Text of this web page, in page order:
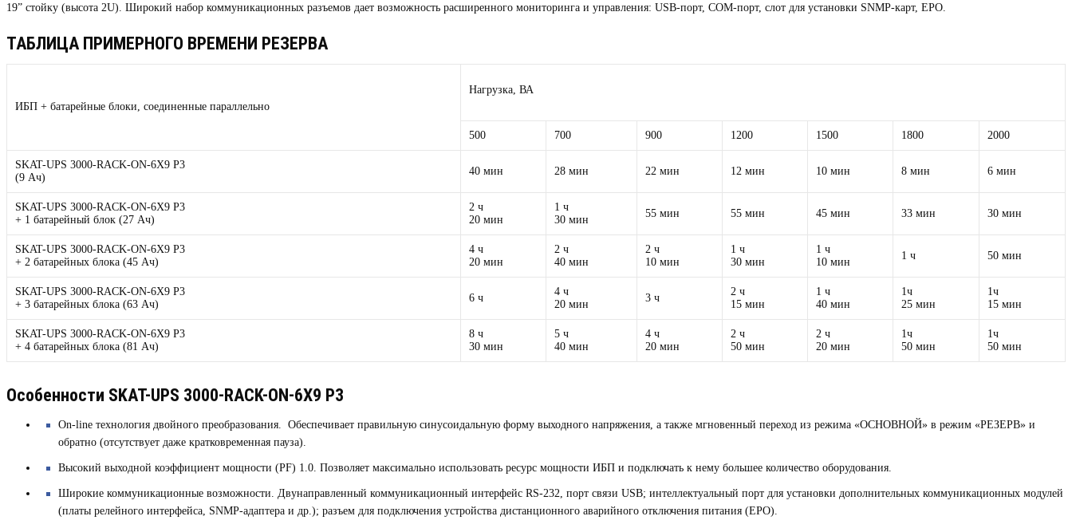
19” стойку (высота 2U). Широкий набор коммуникационных разъемов дает возможность расширенного мониторинга и управления: USB-порт, COM-порт, слот для установки SNMP-карт, EPO.
ТАБЛИЦА ПРИМЕРНОГО ВРЕМЕНИ РЕЗЕРВА
ИБП + батарейные блоки, соединенные параллельно
Нагрузка, ВА
500 700 900 1200 1500 1800 2000
SKAT-UPS 3000-RACK-ON-6X9 P3
(9 Ач)
40 мин 28 мин 22 мин 12 мин 10 мин 8 мин 6 мин
SKAT-UPS 3000-RACK-ON-6X9 P3
+ 1 батарейный блок (27 Ач)
2 ч
20 мин
1 ч
30 мин
55 мин 55 мин 45 мин 33 мин 30 мин
SKAT-UPS 3000-RACK-ON-6X9 P3
+ 2 батарейных блока (45 Ач)
4 ч
20 мин
2 ч
40 мин
2 ч
10 мин
1 ч
30 мин
1 ч
10 мин
1 ч 50 мин
SKAT-UPS 3000-RACK-ON-6X9 P3
+ 3 батарейных блока (63 Ач)
6 ч
4 ч
20 мин
3 ч
2 ч
15 мин
1 ч
40 мин
1ч
25 мин
1ч
15 мин
SKAT-UPS 3000-RACK-ON-6X9 P3
+ 4 батарейных блока (81 Ач)
8 ч
30 мин
5 ч
40 мин
4 ч
20 мин
2 ч
50 мин
2 ч
20 мин
1ч
50 мин
1ч
50 мин
Особенности SKAT-UPS 3000-RACK-ON-6X9 P3
On-line технология двойного преобразования. Обеспечивает правильную синусоидальную форму выходного напряжения, а также мгновенный переход из режима «ОСНОВНОЙ» в режим «РЕЗЕРВ» и
обратно (отсутствует даже кратковременная пауза).
Высокий выходной коэффициент мощности (PF) 1.0. Позволяет максимально использовать ресурс мощности ИБП и подключать к нему большее количество оборудования.
Широкие коммуникационные возможности. Двунаправленный коммуникационный интерфейс RS-232, порт связи USB; интеллектуальный порт для установки дополнительных коммуникационных модулей
(платы релейного интерфейса, SNMP-адаптера и др.); разъем для подключения устройства дистанционного аварийного отключения питания (EPO).